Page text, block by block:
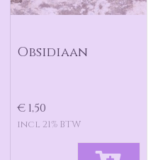
Obsidiaan
€ 1,50
incl 21% BTW